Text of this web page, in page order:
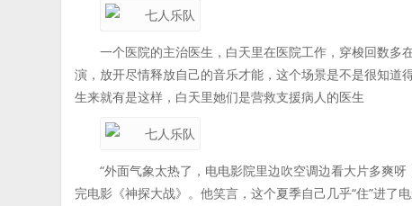
一个医院的主治医生，白天里在医院工作，穿梭回数
演，放开尽情释放自己的音乐才能，这个场景是不是很知
生来就有是这样，白天里她们是营救支援病人的医生
“外面气象太热了，电电影院里边吹空调边看大片多爽
完电影《神探大战》。他笑言，这个夏季自己几乎“住”进了